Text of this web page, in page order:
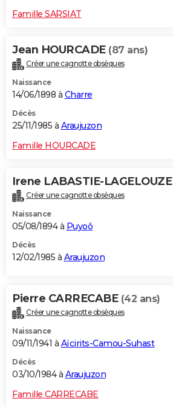
Famille SARSIAT
Jean HOURCADE (87 ans)
Créer une cagnotte obsèques
Naissance
14/06/1898 à Charre
Décès
25/11/1985 à Araujuzon
Famille HOURCADE
Irene LABASTIE-LAGELOUZE
Créer une cagnotte obsèques
Naissance
05/08/1894 à Puyoô
Décès
12/02/1985 à Araujuzon
Pierre CARRECABE (42 ans)
Créer une cagnotte obsèques
Naissance
09/11/1941 à Aïcirits-Camou-Suhast
Décès
03/10/1984 à Araujuzon
Famille CARRECABE